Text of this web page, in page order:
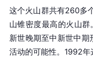
这个火山群共有260多
山锥密度最高的火山
新世晚期至中新世中
活动的可能性。1992